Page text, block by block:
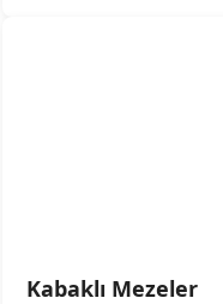
Kabaklı Mezeler